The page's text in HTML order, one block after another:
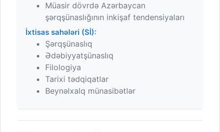
Müasir dövrdə Azərbaycan
şərqşünaslığının inkişaf tendensiyaları
İxtisas sahələri (Sİ):
Şərqşünaslıq
Ədəbiyyatşünaslıq
Filologiya
Tarixi tədqiqatlar
Beynəlxalq münasibətlər